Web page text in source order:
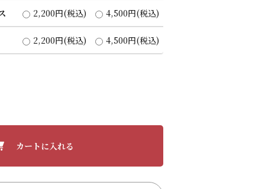
2,200円(税込) 4,500円(税込)
2,200円(税込) 4,500円(税込)
カートに入れる